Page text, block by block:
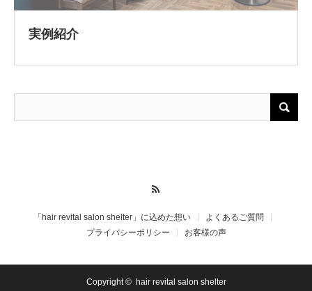
実例紹介
「hair revital salon shelter」に込めた想い
よくあるご質問
プライバシーポリシー
お客様の声
Copyright © hair revital salon shelter